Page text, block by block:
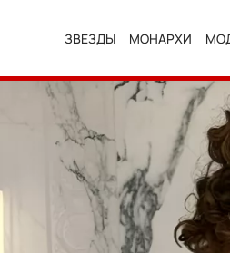
ЗВЕЗДЫ МОНАРХИ
в Дзен